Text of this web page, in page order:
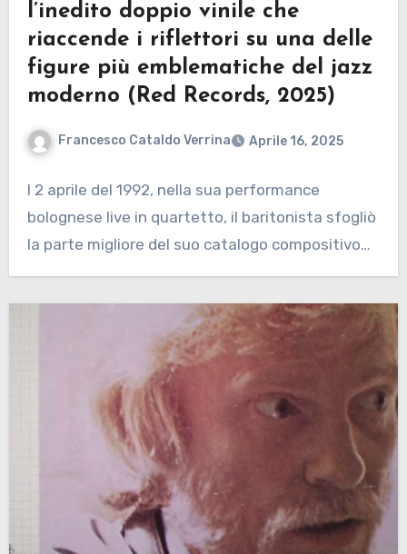
l’inedito doppio vinile che
riaccende i riflettori su una delle
figure più emblematiche del jazz
moderno (Red Records, 2025)
Francesco Cataldo Verrina Aprile 16, 2025
l 2 aprile del 1992, nella sua performance
bolognese live in quartetto, il baritonista sfogliò
la parte migliore del suo catalogo compositivo…